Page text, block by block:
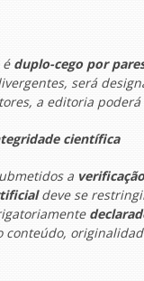
é duplo-cego por
será
a editoria
científica
a
deve se
conteúdo,